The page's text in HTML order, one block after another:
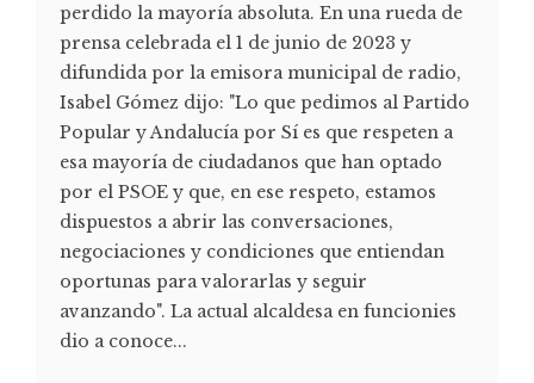
perdido la mayoría absoluta. En una rueda de
prensa celebrada el 1 de junio de 2023 y
difundida por la emisora municipal de radio,
Isabel Gómez dijo: "Lo que pedimos al Partido
Popular y Andalucía por Sí es que respeten a
esa mayoría de ciudadanos que han optado
por el PSOE y que, en ese respeto, estamos
dispuestos a abrir las conversaciones,
negociaciones y condiciones que entiendan
oportunas para valorarlas y seguir
avanzando". La actual alcaldesa en funcionies
dio a conoce...